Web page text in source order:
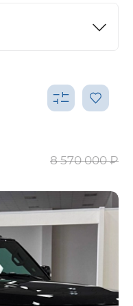
8 570 000 ₽